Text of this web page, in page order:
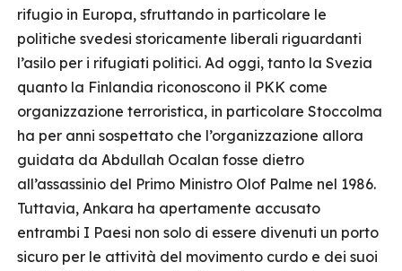
rifugio in Europa, sfruttando in particolare le
politiche svedesi storicamente liberali riguardanti
l’asilo per i rifugiati politici. Ad oggi, tanto la Svezia
quanto la Finlandia riconoscono il PKK come
organizzazione terroristica, in particolare Stoccolma
ha per anni sospettato che l’organizzazione allora
guidata da Abdullah Ocalan fosse dietro
all’assassinio del Primo Ministro Olof Palme nel 1986.
Tuttavia, Ankara ha apertamente accusato
entrambi I Paesi non solo di essere divenuti un porto
sicuro per le attività del movimento curdo e dei suoi